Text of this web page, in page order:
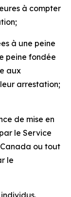
à compter
à une peine
peine fondée
aux
arrestation;
de mise en
le Service
ou tout
le